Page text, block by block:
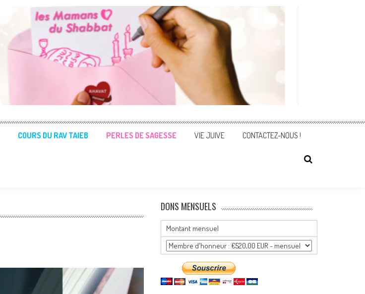
COURS DU RAV TAIEB PERLES DE SAGESSE VIE JUIVE CONTACTEZ-NOUS !
DONS MENSUELS
Montant mensuel